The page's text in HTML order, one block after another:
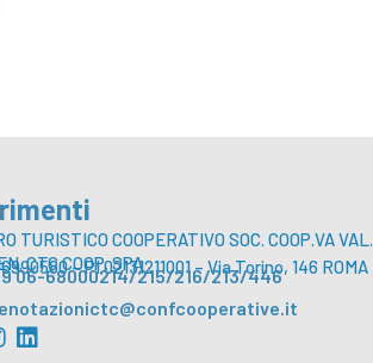
TURISTICO COOPERATIVO SOC. COOP.VA VAL.
CTC COOP. SPA
– PI 02131211001 – Via Torino, 146 ROMA
06-68000214/215/216/213/446
L